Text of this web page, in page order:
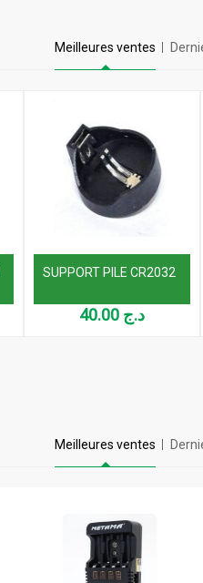
Meilleures ventes
SUPPORT PILE CR2032
د.ج
Meilleures ventes